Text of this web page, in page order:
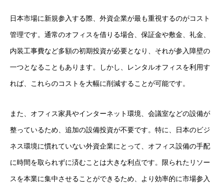
日本市場に新規参入する際、外資企業が最も重視するのがコスト
管理です。通常のオフィスを借りる場合、保証金や敷金、礼金、
内装工事費など多額の初期投資が必要となり、それが参入障壁の
一つとなることもあります。しかし、レンタルオフィスを利用す
れば、これらのコストを大幅に削減することが可能です。
また、オフィス家具やインターネット環境、会議室などの設備が
整っているため、追加の設備投資が不要です。特に、日本のビジ
ネス環境に慣れていない外資企業にとって、オフィス設備の手配
に時間を取られずに済むことは大きな利点です。限られたリソー
スを本業に集中させることができるため、より効率的に市場参入